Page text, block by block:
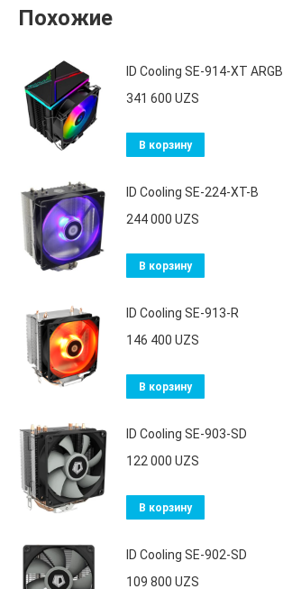
Похожие
ID Cooling SE-914-XT ARGB
341 600 UZS
В корзину
ID Cooling SE-224-XT-B
244 000 UZS
В корзину
ID Cooling SE-913-R
146 400 UZS
В корзину
ID Cooling SE-903-SD
122 000 UZS
В корзину
ID Cooling SE-902-SD
109 800 UZS